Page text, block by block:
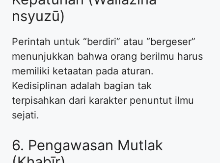
nsyuzū)
Perintah untuk “berdiri” atau “bergeser”
menunjukkan bahwa orang berilmu harus
memiliki ketaatan pada aturan.
Kedisiplinan adalah bagian tak
terpisahkan dari karakter penuntut ilmu
sejati.
6. Pengawasan Mutlak